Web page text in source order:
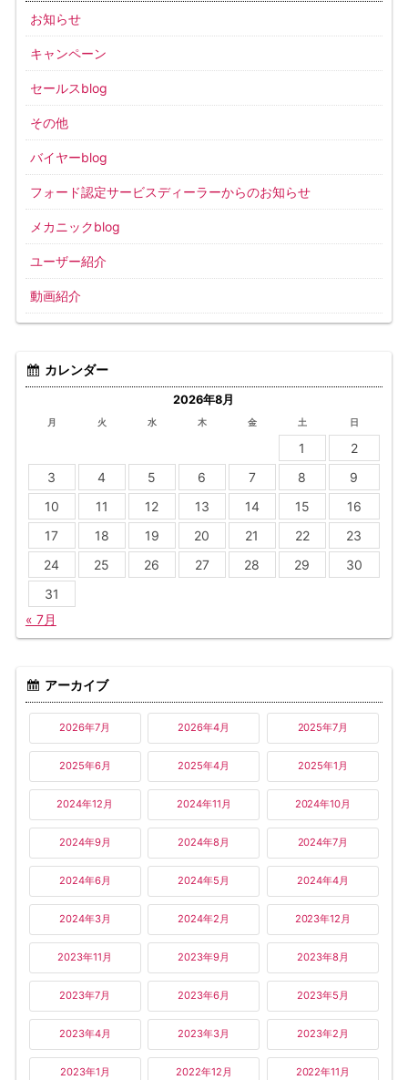
お知らせ
キャンペーン
セールスblog
その他
バイヤーblog
フォード認定サービスディーラーからのお知らせ
メカニックblog
ユーザー紹介
動画紹介
カレンダー
2026年8月
月 火 水 木 金 土 日
1
2
3
4 5 6 7 8
9
10
11 12 13 14 15
16
17
18 19 20 21 22
23
24
25 26 27 28 29
30
31
« 7月
アーカイブ
2026年7月 2026年4月 2025年7月
2025年6月 2025年4月 2025年1月
2024年12月 2024年11月 2024年10月
2024年9月 2024年8月 2024年7月
2024年6月 2024年5月 2024年4月
2024年3月 2024年2月 2023年12月
2023年11月 2023年9月 2023年8月
2023年7月 2023年6月 2023年5月
2023年4月 2023年3月 2023年2月
2023年1月 2022年12月 2022年11月